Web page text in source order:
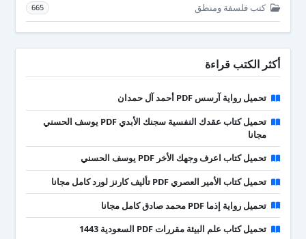
كتب فلسفة ومنطق 665
أكثر الكتب قراءة
تحميل رواية آرسس PDF أحمد آل حمدان
تحميل كتاب عقدك النفسية سجنك الأبدي PDF يوسف الحسني
مجانا
تحميل كتاب اعرف وجهك الأخر PDF يوسف الحسني
تحميل كتاب الأمير العصري PDF تأليف كارنز لورد كامل مجانا
تحميل رواية إذما PDF محمد صادق كامل مجانا
تحميل كتاب علم البيئة مقررات PDF السعودية 1443